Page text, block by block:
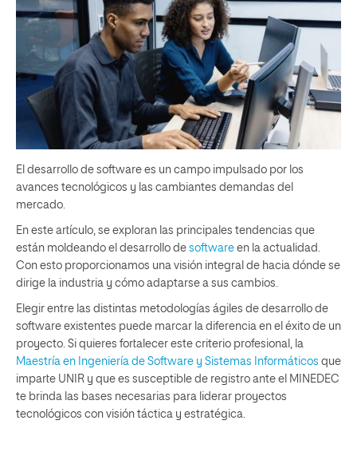
El desarrollo de software es un campo impulsado por los
avances tecnológicos y las cambiantes demandas del
mercado.
En este artículo, se exploran las principales tendencias que
están moldeando el desarrollo de software en la actualidad.
Con esto proporcionamos una visión integral de hacia dónde se
dirige la industria y cómo adaptarse a sus cambios.
Elegir entre las distintas metodologías ágiles de desarrollo de
software existentes puede marcar la diferencia en el éxito de un
proyecto. Si quieres fortalecer este criterio profesional, la
Maestría en Ingeniería de Software y Sistemas Informáticos que
imparte UNIR y que es susceptible de registro ante el MINEDEC
te brinda las bases necesarias para liderar proyectos
tecnológicos con visión táctica y estratégica.